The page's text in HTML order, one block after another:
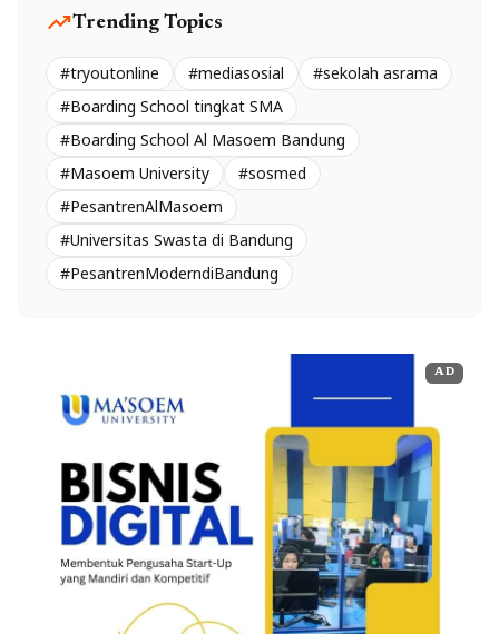
trending_upTrending Topics
#tryoutonline #mediasosial
#sekolah asrama
#Boarding School tingkat SMA
#Boarding School Al Masoem Bandung
#Masoem University
#sosmed
#PesantrenAlMasoem
#Universitas Swasta di Bandung
#PesantrenModerndiBandung
AD